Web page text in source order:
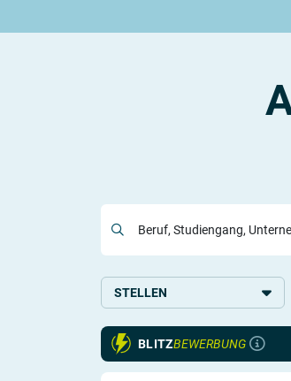
Rund um die AusbildungRund um das duale Studium
Rund
Alle
Beruf, Studiengang,
STELLEN
Ausbildung
Schülerpraktikum
BLITZBEWERBUNG